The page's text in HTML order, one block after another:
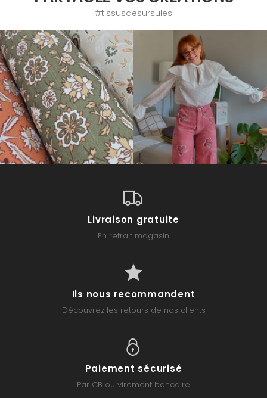
#tissusdesursules
Livraison gratuite
En retrait magasin
Ils nous recommandent
Découvrez les retours de nos clients
Paiement sécurisé
Par CB ou virement bancaire